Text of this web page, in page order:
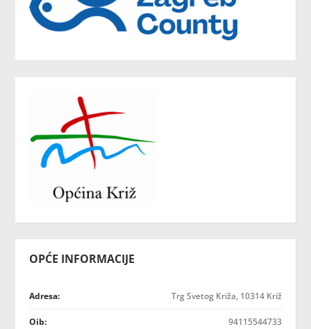
OPĆE INFORMACIJE
Adresa: Trg Svetog Križa, 10314 Križ
Oib: 94115544733